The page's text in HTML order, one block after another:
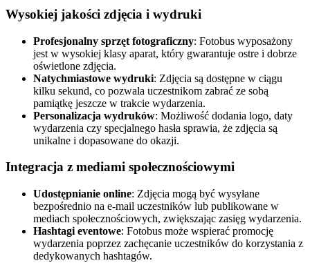
Wysokiej jakości zdjęcia i wydruki
Profesjonalny sprzęt fotograficzny: Fotobus wyposażony
jest w wysokiej klasy aparat, który gwarantuje ostre i dobrze
oświetlone zdjęcia.
Natychmiastowe wydruki: Zdjęcia są dostępne w ciągu
kilku sekund, co pozwala uczestnikom zabrać ze sobą
pamiątkę jeszcze w trakcie wydarzenia.
Personalizacja wydruków: Możliwość dodania logo, daty
wydarzenia czy specjalnego hasła sprawia, że zdjęcia są
unikalne i dopasowane do okazji.
Integracja z mediami społecznościowymi
Udostępnianie online: Zdjęcia mogą być wysyłane
bezpośrednio na e-mail uczestników lub publikowane w
mediach społecznościowych, zwiększając zasięg wydarzenia.
Hashtagi eventowe: Fotobus może wspierać promocję
wydarzenia poprzez zachęcanie uczestników do korzystania z
dedykowanych hashtagów.